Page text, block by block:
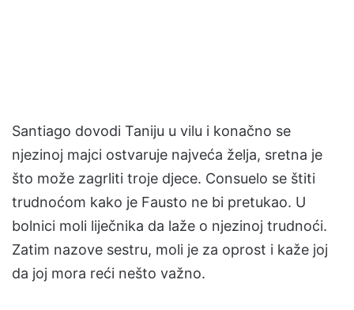
Santiago dovodi Taniju u vilu i konačno se
njezinoj majci ostvaruje najveća želja, sretna je
što može zagrliti troje djece. Consuelo se štiti
trudnoćom kako je Fausto ne bi pretukao. U
bolnici moli liječnika da laže o njezinoj trudnoći.
Zatim nazove sestru, moli je za oprost i kaže joj
da joj mora reći nešto važno.